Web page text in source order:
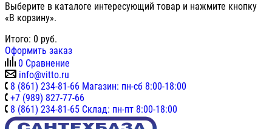
Выберите в каталоге интересующий товар и нажмите кнопку
«В корзину».
Итого: 0 руб.
Оформить заказ
0 Сравнение
info@vitto.ru
8 (861) 234-81-66 Магазин: пн-сб 8:00-18:00
+7 (989) 827-77-66
8 (861) 234-81-65 Склад: пн-пт 8:00-18:00